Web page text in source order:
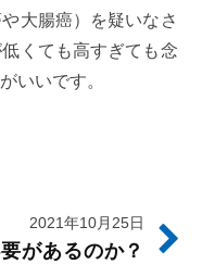
大腸癌）を疑いなさ
くても高すぎても念
いいです。
2021年10月25日
があるのか？